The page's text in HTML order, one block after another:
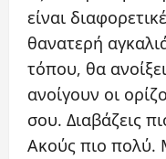
είναι
θανατερή
τόπου, θα
ανοίγουν οι
σου. Διαβάζεις
Ακούς πιο πολύ.